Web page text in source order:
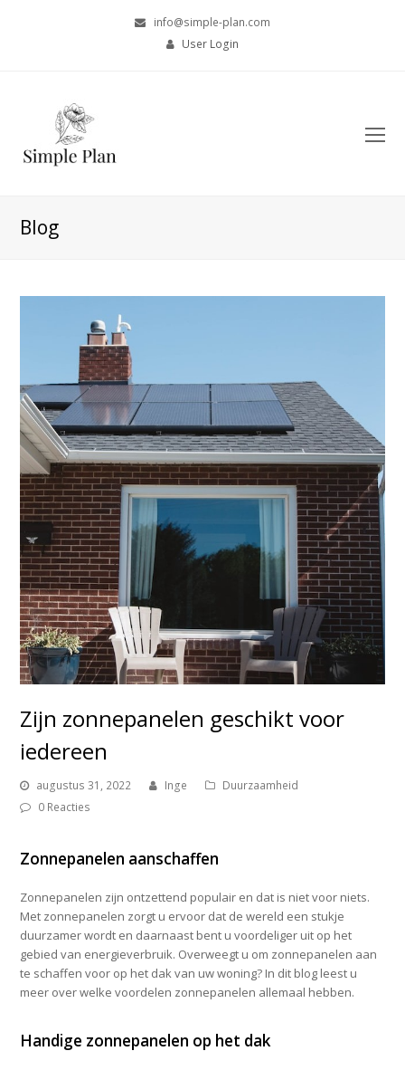
info@simple-plan.com
User Login
Blog
Zijn zonnepanelen geschikt voor
iedereen
augustus 31, 2022 Inge
Duurzaamheid
0 Reacties
Zonnepanelen aanschaffen
Zonnepanelen zijn ontzettend populair en dat is niet voor niets.
Met zonnepanelen zorgt u ervoor dat de wereld een stukje
duurzamer wordt en daarnaast bent u voordeliger uit op het
gebied van energieverbruik. Overweegt u om zonnepanelen aan
te schaffen voor op het dak van uw woning? In dit blog leest u
meer over welke voordelen zonnepanelen allemaal hebben.
Handige zonnepanelen op het dak